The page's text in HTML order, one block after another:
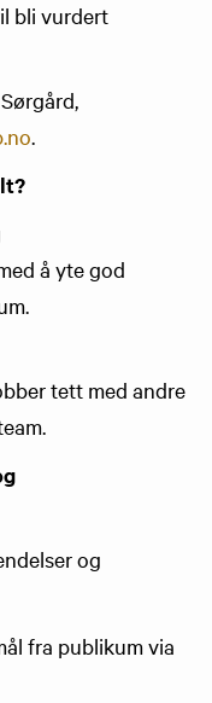
bli vurdert
.
å yte god
tett med andre
og
fra publikum via